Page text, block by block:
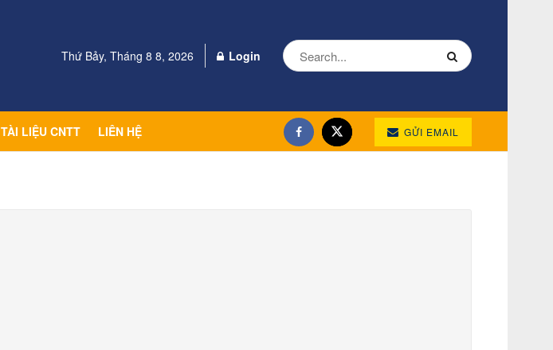
Thứ Bảy, Tháng 8 8, 2026 Login
TÀI LIỆU CNTT LIÊN HỆ GỬI EMAIL